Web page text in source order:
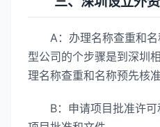
A：办理名称查重和名
型公司的个步骤是到深圳
理名称查重和名称预先核准
B：申请项目批准许可